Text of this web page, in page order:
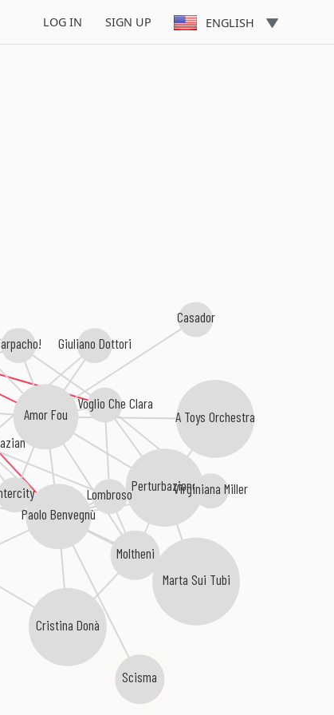
LOG IN SIGN UP ENGLISH
Non Voglio Che Clara
Amor Fou
Paolo Benvegnù
Scisma
Moltheni
PerturbazioneVirginiana Miller
Giuliano Dottori
Lombroso
A Toys Orchestra
Marta Sui Tubi
Casador
Cristina Donà